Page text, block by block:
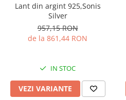
Lant din argint 925,Sonis
Silver
957,15 RON
de la 861,44 RON
IN STOC
VEZI VARIANTE